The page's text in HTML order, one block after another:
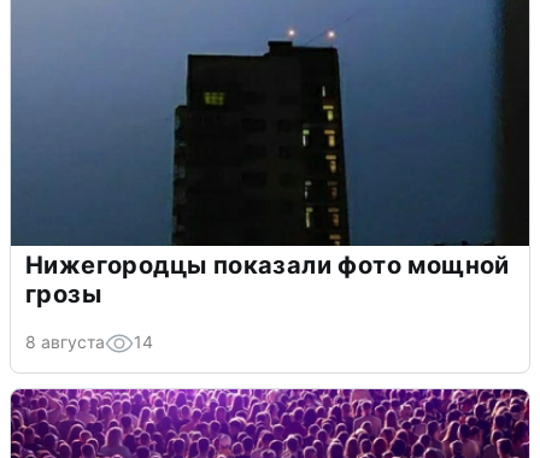
Нижегородцы показали фото мощной
грозы
8 августа 14